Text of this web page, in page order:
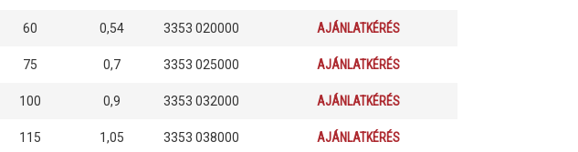
60 0,54 3353 020000 AJÁNLATKÉRÉS
75 0,7 3353 025000 AJÁNLATKÉRÉS
100 0,9 3353 032000 AJÁNLATKÉRÉS
115 1,05 3353 038000 AJÁNLATKÉRÉS